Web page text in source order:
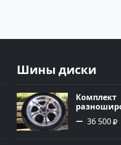
Шины диски
Комплект
R-18 хром
36 500